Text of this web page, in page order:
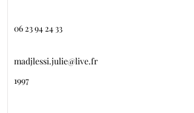
06 23 94 24 33
madjlessi.julie@live.fr
1997